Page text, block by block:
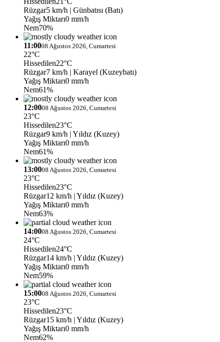
Rüzgar5 km/h | Günbatısı (Batı)
Yağış Miktarı0 mm/h
Nem70%
11:0008 Ağustos 2026, Cumartesi
22°C
Hissedilen22°C
Rüzgar7 km/h | Karayel (Kuzeybatı)
Yağış Miktarı0 mm/h
Nem61%
12:0008 Ağustos 2026, Cumartesi
23°C
Hissedilen23°C
Rüzgar9 km/h | Yıldız (Kuzey)
Yağış Miktarı0 mm/h
Nem61%
13:0008 Ağustos 2026, Cumartesi
23°C
Hissedilen23°C
Rüzgar12 km/h | Yıldız (Kuzey)
Yağış Miktarı0 mm/h
Nem63%
14:0008 Ağustos 2026, Cumartesi
24°C
Hissedilen24°C
Rüzgar14 km/h | Yıldız (Kuzey)
Yağış Miktarı0 mm/h
Nem59%
15:0008 Ağustos 2026, Cumartesi
23°C
Hissedilen23°C
Rüzgar15 km/h | Yıldız (Kuzey)
Yağış Miktarı0 mm/h
Nem62%